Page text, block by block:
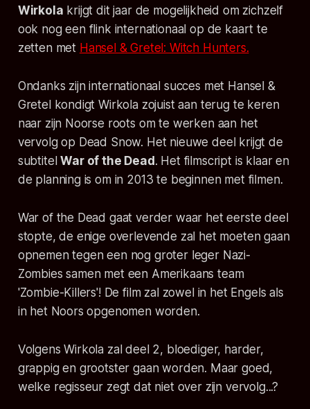
Wirkola krijgt dit jaar de mogelijkheid om zichzelf
ook nog een flink internationaal op de kaart te
zetten met Hansel & Gretel: Witch Hunters.
Ondanks zijn internationaal succes met Hansel &
Gretel kondigt Wirkola zojuist aan terug te keren
naar zijn Noorse roots om te werken aan het
vervolg op Dead Snow. Het nieuwe deel krijgt de
subtitelWar of the Dead . Het filmscript is klaar en
de planning is om in 2013 te beginnen met filmen.
War of the Dead gaat verder waar het eerste deel
stopte, de enige overlevende zal het moeten gaan
opnemen tegen een nog groter leger Nazi-
Zombies samen met een Amerikaans team
'Zombie-Killers'! De film zal zowel in het Engels als
in het Noors opgenomen worden.
Volgens Wirkola zal deel 2, bloediger, harder,
grappig en grootster gaan worden. Maar goed,
welke regisseur zegt dat niet over zijn vervolg...?